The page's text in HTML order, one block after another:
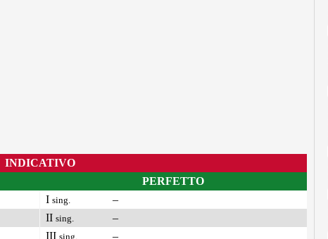
INDICATIVO
PERFETTO
I sing.
–
II sing.
–
III sing.
–